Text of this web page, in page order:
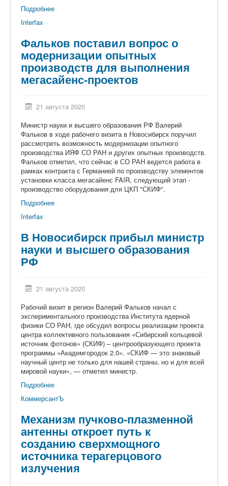
Подробнее
Interfax
Фальков поставил вопрос о
модернизации опытных
производств для выполнения
мегасайенс-проектов
21 августа 2020
Министр науки и высшего образования РФ Валерий
Фальков в ходе рабочего визита в Новосибирск поручил
рассмотреть возможность модернизации опытного
производства ИЯФ СО РАН и других опытных производств.
Фальков отметил, что сейчас в СО РАН ведется работа в
рамках контракта с Германией по производству элементов
установки класса мегасайенс FAIR, следующий этап -
производство оборудования для ЦКП "СКИФ".
Подробнее
Interfax
В Новосибирск прибыл министр
науки и высшего образования
РФ
21 августа 2020
Рабочий визит в регион Валерий Фальков начал с
экспериментального производства Института ядерной
физики СО РАН, где обсудил вопросы реализации проекта
центра коллективного пользования «Сибирский кольцевой
источник фотонов» (СКИФ) – центрообразующего проекта
программы «Академгородок 2.0». «СКИФ — это знаковый
научный центр не только для нашей страны, но и для всей
мировой науки», — отметил министр.
Подробнее
КоммерсантЪ
Механизм пучково-плазменной
антенны откроет путь к
созданию сверхмощного
источника терагерцового
излучения